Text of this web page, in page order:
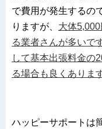
で費用が発生するの
りますが、 大体
る業者さんが多いで
して基本出張料金の
る場合も良くありま
ハッピーサポートは